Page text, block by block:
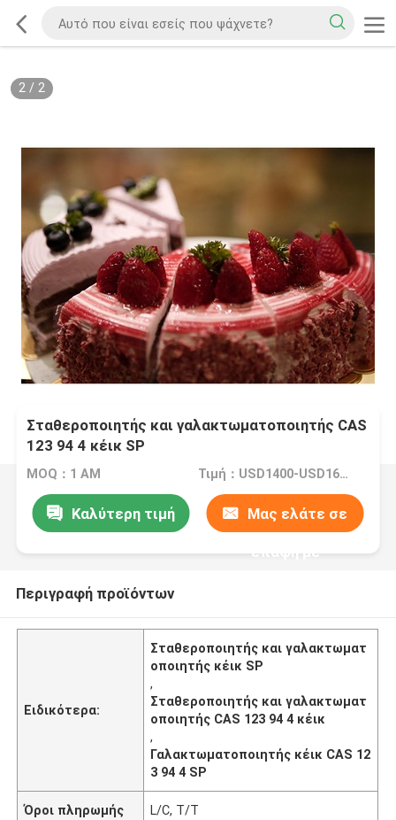
2/ 2
Σταθεροποιητής και γαλακτωματοποιητής CAS
123 94 4 κέικ SP
MOQ：1 ΑΜ Τιμή：USD1400-USD1600 /Ton
Καλύτερη τιμή Μας ελάτε σε
επαφή με
Περιγραφή προϊόντων
Ειδικότερα:
Σταθεροποιητής και γαλακτωματ
οποιητής κέικ SP
,
Σταθεροποιητής και γαλακτωματ
οποιητής CAS 123 94 4 κέικ
,
Γαλακτωματοποιητής κέικ CAS 12
3 94 4 SP
Όροι πληρωμής L/C, T/T